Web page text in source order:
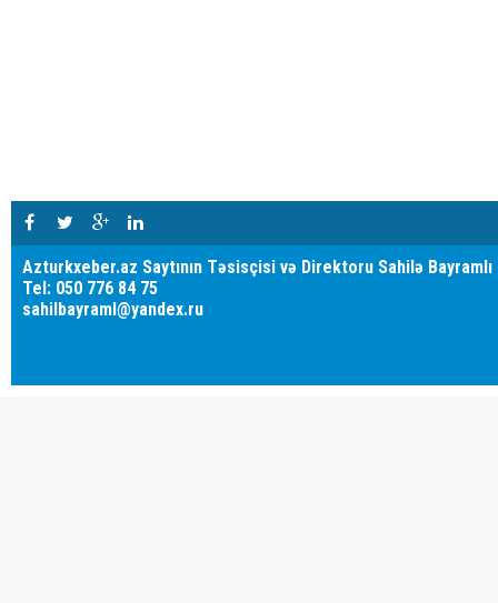
Azturkxeber.az Saytının Təsisçisi və Direktoru Sahilə Bayramlı
Tel: 050 776 84 75
sahilbayraml@yandex.ru